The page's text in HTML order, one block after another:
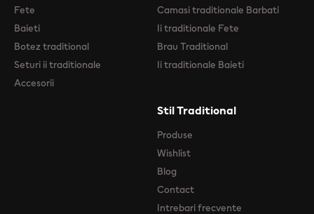
Fete
Baieti
Botez traditional
Seturi ii traditionale
Accesorii
Camasi traditionale Barbati
Ii traditionale Fete
Brau Traditional
Ii traditionale Baieti
Stil Traditional
Produse
Wishlist
Blog
Contact
Intrebari frecvente